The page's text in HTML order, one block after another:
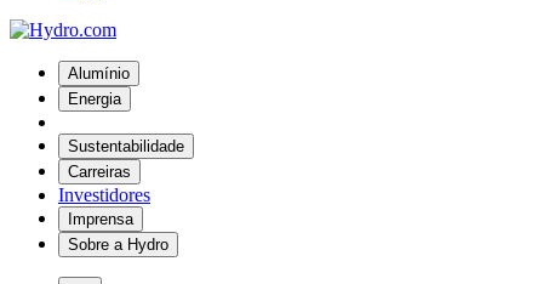
Alumínio
Energia
Sustentabilidade
Carreiras
Investidores
Imprensa
Sobre a Hydro